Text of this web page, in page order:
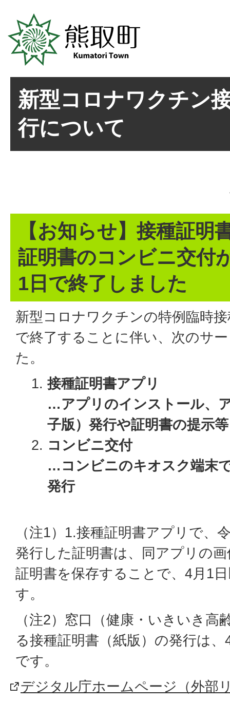
新型コロナワクチン
行について
【お知らせ】接種証明
証明書のコンビニ交付
1日で終了しました
新型コロナワクチンの特例臨時
で終了することに伴い、次のサ
た。
接種証明書アプリ
…アプリのインストール、
子版）発行や証明書の提示等
コンビニ交付
…コンビニのキオスク端末
発行
（注1）1.接種証明書アプリで、
発行した証明書は、同アプリの
証明書を保存することで、4月1
す。
（注2）窓口（健康・いきいき高
る接種証明書（紙版）の発行は
です。
デジタル庁ホームページ（外部